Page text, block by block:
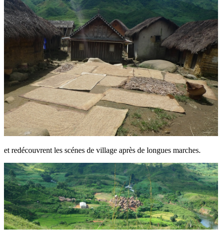
et redécouvrent les scénes de village après de longues marches.